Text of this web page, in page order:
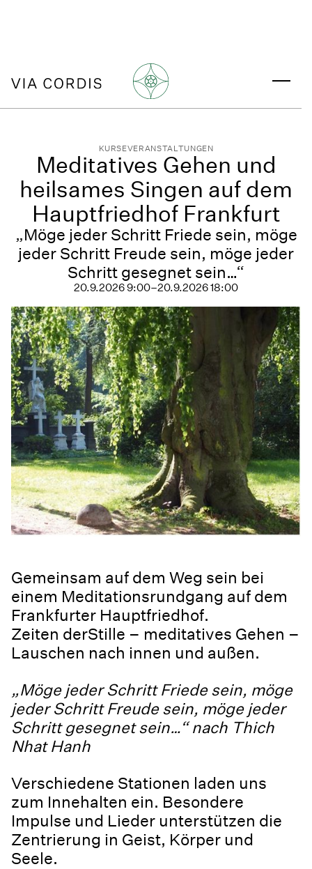
KURSEVERANSTALTUNGEN
Meditatives Gehen und
heilsames Singen auf dem
Hauptfriedhof Frankfurt
„Möge jeder Schritt Friede sein, möge
jeder Schritt Freude sein, möge jeder
Schritt gesegnet sein…“
20.9.2026 9:00–20.9.2026 18:00
Gemeinsam auf dem Weg sein bei
einem Meditationsrundgang auf dem
Frankfurter Hauptfriedhof.
Zeiten derStille – meditatives Gehen –
Lauschen nach innen und außen.
„Möge jeder Schritt Friede sein, möge
jeder Schritt Freude sein, möge jeder
Schritt gesegnet sein…“ nach Thich
Nhat Hanh
Verschiedene Stationen laden uns
zum Innehalten ein. Besondere
Impulse und Lieder unterstützen die
Zentrierung in Geist, Körper und
Seele.